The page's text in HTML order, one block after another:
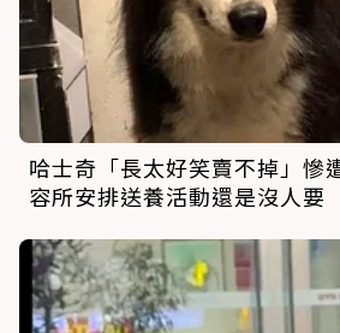
哈士奇「長太好笑賣不掉」慘
容所安排送養活動還是沒人要